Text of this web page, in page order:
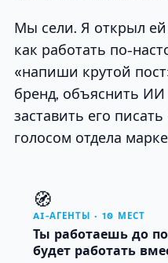
Мы сели. Я открыл ей
как работать по-
«напиши крутой
бренд, объяснить
заставить его
голосом отдела
🧭
AI-АГЕНТЫ · 10 МЕСТ
Ты работаешь до
будет работать